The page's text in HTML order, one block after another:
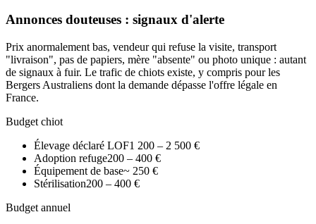
Annonces douteuses : signaux d'alerte
Prix anormalement bas, vendeur qui refuse la visite, transport
"livraison", pas de papiers, mère "absente" ou photo unique : autant
de signaux à fuir. Le trafic de chiots existe, y compris pour les
Bergers Australiens dont la demande dépasse l'offre légale en
France.
Budget chiot
Élevage déclaré LOF1 200 – 2 500 €
Adoption refuge200 – 400 €
Équipement de base~ 250 €
Stérilisation200 – 400 €
Budget annuel